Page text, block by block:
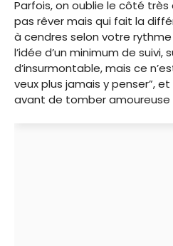
Parfois, on oublie le côté
pas rêver mais qui fait la
à cendres selon votre
l’idée d’un minimum de suivi,
d’insurmontable, mais ce
veux plus jamais y penser”,
avant de tomber amoureuse